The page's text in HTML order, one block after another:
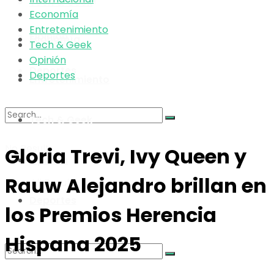
Opinión
Deportes
No Result
View All Result
Economía
Entretenimiento
Tech & Geek
Opinión
Economía
Entretenimiento
Tech & Geek
Opinión
Deportes
Gloria Trevi, Ivy Queen y
Rauw Alejandro brillan en
los Premios Herencia
Hispana 2025